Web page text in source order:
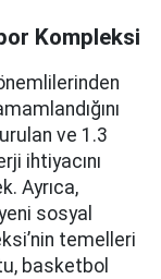
Kompleksi
ve 1.3
ihtiyacını
Ayrıca,
sosyal
temelleri
basketbol